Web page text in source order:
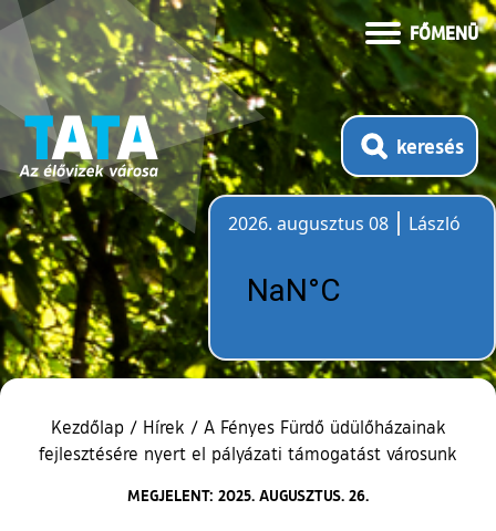
FŐMENÜ
keresés
2026. augusztus 08
László
Kezdőlap / Hírek / A Fényes Fürdő üdülőházainak
fejlesztésére nyert el pályázati támogatást városunk
MEGJELENT: 2025. AUGUSZTUS. 26.